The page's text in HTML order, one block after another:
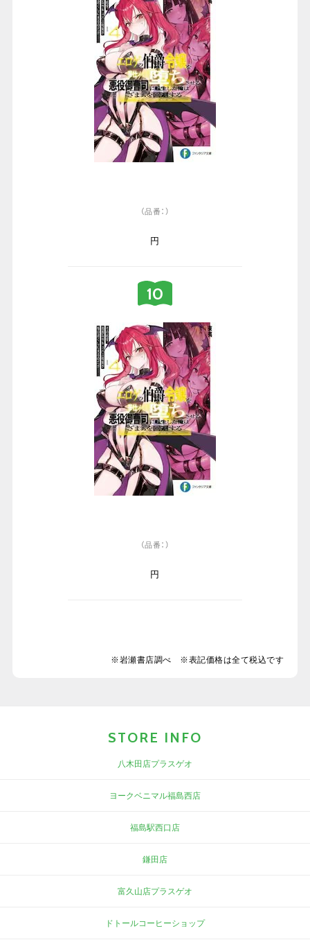
（品番：）
円
（品番：）
円
※岩瀬書店調べ ※表記価格は全て税込です
STORE INFO
八木田店プラスゲオ
ヨークベニマル福島西店
福島駅西口店
鎌田店
富久山店プラスゲオ
ドトールコーヒーショップ